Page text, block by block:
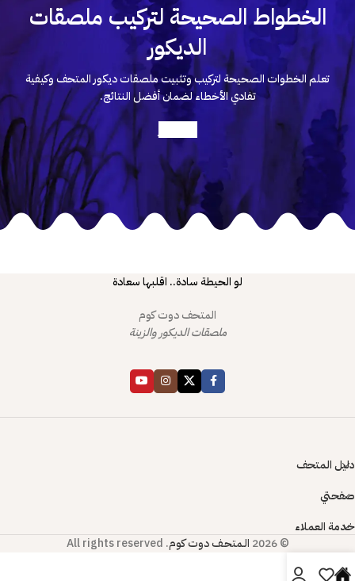
الخطواط الصحيحة لتركيب ملصقات
الديكور
تعلم الخطوات الصحيحة لتركيب وتثبيت ملصقات ديكور المتحف وكيفية
تفادي الأخطاء لضمان أفضل النتائج.
لو الحيطة سادة.. اقلبها سعادة
المتحف دوت كوم
ملصقات الديكور والزينة
دليل المتحف
صفحتي
خدمة العملاء
© 2026
الـمتحـف دوت كوم. All rights reserved